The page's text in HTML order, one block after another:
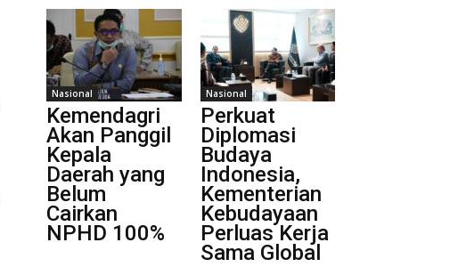
Nasional
Kemendagri
Akan Panggil
Kepala
Daerah yang
Belum
Cairkan
NPHD 100%
Nasional
Perkuat
Diplomasi
Budaya
Indonesia,
Kementerian
Kebudayaan
Perluas Kerja
Sama Global